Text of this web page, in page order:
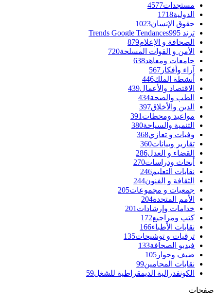
مستجدات4577
الدولية1718
حقوق الإنسان1023
ترند Trends Google Tendances 995
الصحافة و الإعلام879
الأمن و القوات المسلحة720
جامعات ومعاهد638
آراء وأفكار 567
أنشطة الملك446
الاقتصاد والأعمال439
الطب والصحة434
الدين والأخلاق397
مواعيد ومحطات 391
التنمية والسياحة380
وفيات و تعازي368
تقارير وبيانات360
القضاء و العدل286
أبحاث ودراسات270
نقابات التعليم246
الثقافة و الفنون244
جمعيات و مجموعات205
الأمم المتحدة204
خدامات وإرشادات 201
كتب ومراجيع172
نقابات الأطباء166
ترقيات و توشيحات135
فيديو الصحافة133
ضيف وحوار 105
نقابات المحامين99
الكونفدرالية الديمقراطية للشغل59
صفحات